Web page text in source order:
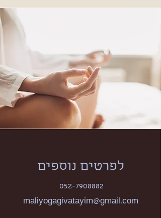
לפרטים נוספים
052-7908882
maliyogagivatayim@gmail.com